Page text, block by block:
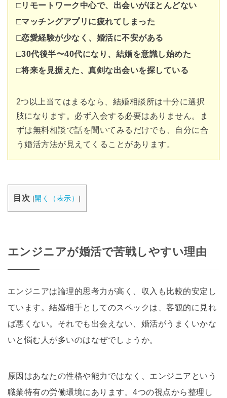
□リモートワーク中心で、出会いがほとんどない
□マッチングアプリに疲れてしまった
□恋愛経験が少なく、婚活に不安がある
□30代後半〜40代になり、結婚を意識し始めた
□将来を見据えた、真剣な出会いを探している
2つ以上当てはまるなら、結婚相談所は十分に選択
肢になります。必ず入会する必要はありません。ま
ずは無料相談で話を聞いてみるだけでも、自分に合
う婚活方法が見えてくることがあります。
目次 [開く（表示）]
エンジニアが婚活で苦戦しやすい理由
エンジニアは論理的思考力が高く、収入も比較的安定し
ています。結婚相手としてのスペックは、客観的に見れ
ば悪くない。それでも出会えない、婚活がうまくいかな
いと悩む人が多いのはなぜでしょうか。
原因はあなたの性格や能力ではなく、エンジニアという
職業特有の労働環境にあります。4つの視点から整理し